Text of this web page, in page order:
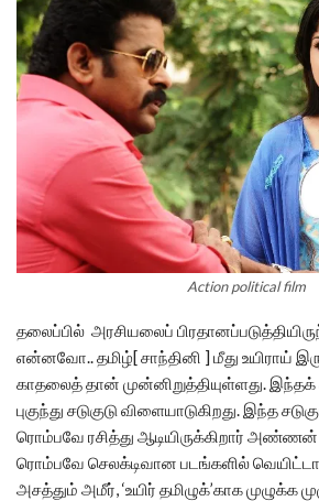
Action political film
தலைப்பில் அரசியலைப்
என்னவோ.. தமிழ்[ சாந்தினி ] மீது உயிராய்
காதலைத் தான் முன்னிறுத்தியுள்ளது. இந்தக்
புகுந்து சடுகுடு விளையாடுகிறது. இந்த
ரொம்பவே ரசித்து ஆடியிருக்கிறார்
ரொம்பவே செலக்டிவான படங்களில்
அசத்தும் அமீர், ‘உயிர் தமிழுக்’காக முழுக்க